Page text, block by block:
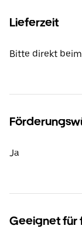
Lieferzeit
Bitte direkt
Ja
Geeignet für